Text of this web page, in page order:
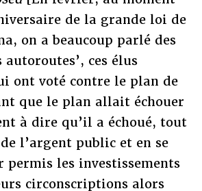
de la grande loi de
on a beaucoup parlé des
autoroutes’, ces élus
ont voté contre le plan de
que le plan allait échouer
à dire qu’il a échoué, tout
l’argent public et en se
permis les investissements
circonscriptions alors